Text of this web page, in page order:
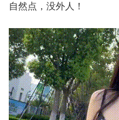
自然点，没外人！